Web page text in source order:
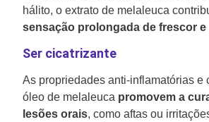
hálito, o extrato de melaleuca
sensação prolongada de frescor e
Ser cicatrizante
As propriedades anti-inflamatórias e
óleo de melaleuca promovem a
lesões orais, como aftas ou